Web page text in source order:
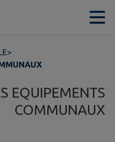
>
EQUIPEMENTS
COMMUNAUX